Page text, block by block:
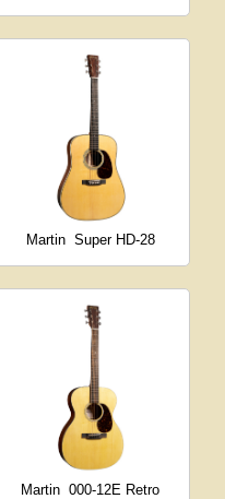
Martin Super HD-28
Martin 000-12E Retro